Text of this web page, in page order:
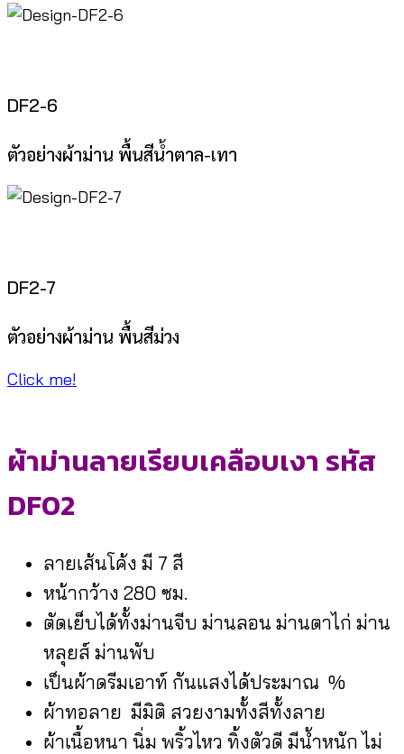
DF2-6
ตัวอย่างผ้าม่าน พื้นสีน้ำตาล-เทา
DF2-7
ตัวอย่างผ้าม่าน พื้นสีม่วง
Click me!
ผ้าม่านลายเรียบเคลือบเงา รหัส
DF02
ลายเส้นโค้ง มี 7 สี
หน้ากว้าง 280 ซม.
ตัดเย็บได้ทั้งม่านจีบ ม่านลอน ม่านตาไก่ ม่าน
หลุยส์ ม่านพับ
เป็นผ้าดรีมเอาท์ กันแสงได้ประมาณ %
ผ้าทอลาย มีมิติ สวยงามทั้งสีทั้งลาย
ผ้าเนื้อหนา นิ่ม พริ้วไหว ทิ้งตัวดี มีน้ำหนัก ไม่